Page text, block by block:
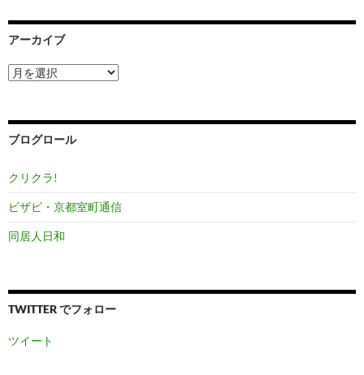
アーカイブ
ア
ー
ブ
ブログロール
クリクラ!
ビザビ・京都室町通信
同居人日和
TWITTER でフォロー
ツイート